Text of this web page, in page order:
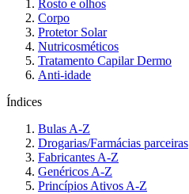
Rosto e olhos
Corpo
Protetor Solar
Nutricosméticos
Tratamento Capilar Dermo
Anti-idade
Índices
Bulas A-Z
Drogarias/Farmácias parceiras
Fabricantes A-Z
Genéricos A-Z
Princípios Ativos A-Z